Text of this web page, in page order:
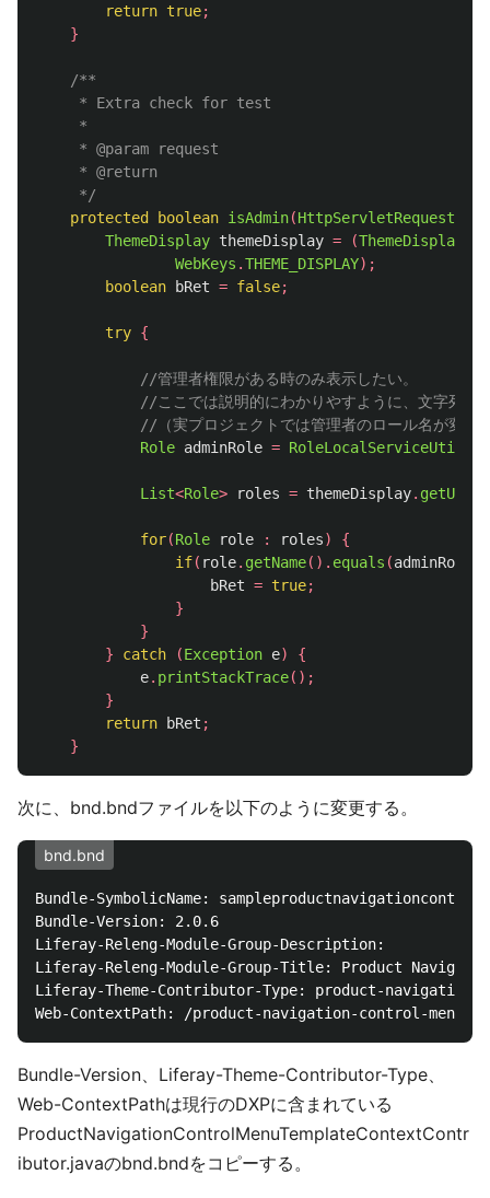
return true;
}
/**
     * Extra check for test
     *
     * @param request
     * @return
     */
protected
boolean isAdmin(HttpServletRequest
ThemeDisplay themeDisplay = (ThemeDisplay
WebKeys .THEME_DISPLAY);
boolean
bRet = false;
try {
//管理者権限がある時のみ表示したい。
//ここでは説明的にわかりやすように、文字列で
//（実プロジェクトでは管理者のロール名が変
Role adminRole = RoleLocalServiceUtil
List<Role> roles = themeDisplay. getUser
for(Role role : roles)
{
if( role. getName(). equals (adminRole
bRet = true;
}
}
}
catch (Exception e)
{
e. printStackTrace();
}
return
bRet ;
}
次に、bnd.bndファイルを以下のように変更する。
bnd.bnd
Bundle-SymbolicName:
Bundle-Version: 2.0.6
Liferay-Releng-Module-Group-Description:
Liferay-Releng-Module-Group-Title: Product
Liferay-Theme-Contributor-Type: product-navigation-
Bundle-Version、Liferay-Theme-Contributor-Type、
Web-ContextPathは現行のDXPに含まれている
ProductNavigationControlMenuTemplateContextContr
ibutor.javaのbnd.bndをコピーする。